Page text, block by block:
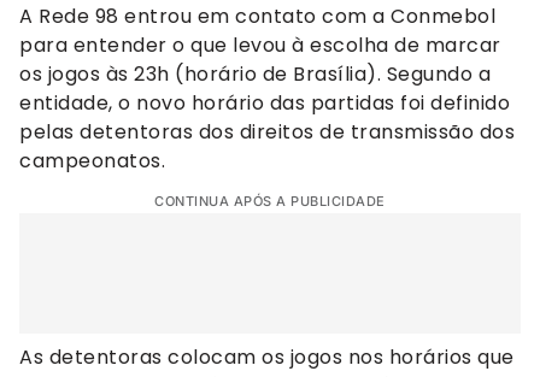
A Rede 98 entrou em contato com a Conmebol
para entender o que levou à escolha de marcar
os jogos às 23h (horário de Brasília). Segundo a
entidade, o novo horário das partidas foi definido
pelas detentoras dos direitos de transmissão dos
campeonatos.
CONTINUA APÓS A PUBLICIDADE
As detentoras colocam os jogos nos horários que